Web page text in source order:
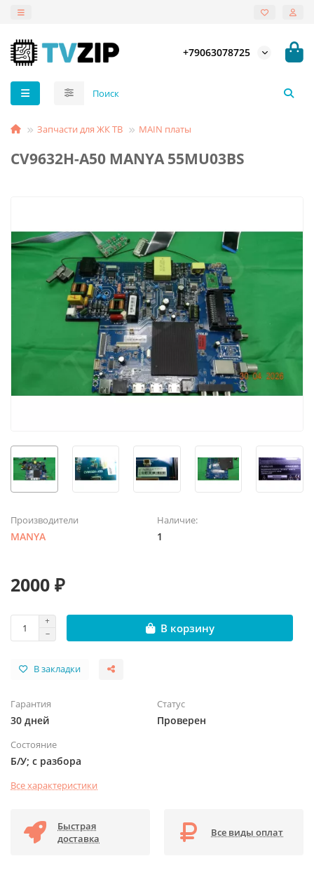
+79063078725
Запчасти для ЖК ТВ MAIN платы
CV9632H-A50 MANYA 55MU03BS
Производители
MANYA
Наличие:
1
2000 ₽
В корзину
В закладки
Гарантия
30 дней
Статус
Проверен
Состояние
Б/У; с разбора
Все характеристики
Быстрая
доставка
Все виды оплат